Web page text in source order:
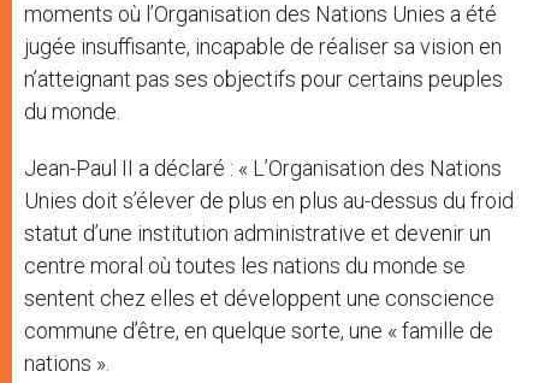
moments où l’Organisation des Nations Unies a été
jugée insuffisante, incapable de réaliser sa vision en
n’atteignant pas ses objectifs pour certains peuples
du monde.
Jean-Paul II a déclaré : « L’Organisation des Nations
Unies doit s’élever de plus en plus au-dessus du froid
statut d’une institution administrative et devenir un
centre moral où toutes les nations du monde se
sentent chez elles et développent une conscience
commune d’être, en quelque sorte, une « famille de
nations ».